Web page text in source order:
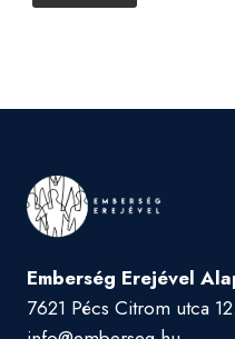
Emberség Erejével
7621 Pécs Citrom utca 12.